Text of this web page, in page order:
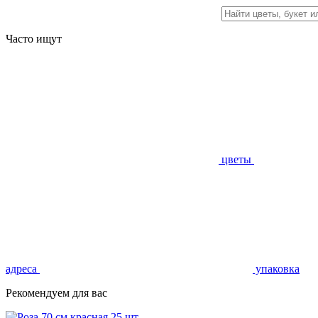
Часто ищут
цветы
адреса
упаковка
Рекомендуем для вас